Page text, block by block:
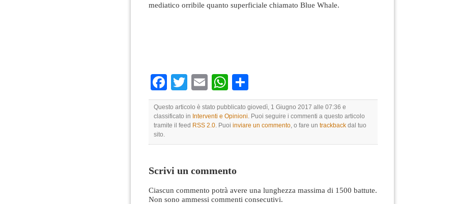
mediatico orribile quanto superficiale chiamato Blue Whale.
Facebook
Twitter
EmailWhatsApp
Questo articolo è stato pubblicato giovedì, 1 Giugno 2017 alle 07:36 e
classificato in Interventi e Opinioni . Puoi seguire i commenti a questo articolo
tramite il feed RSS 2.0 . Puoi inviare un commento , o fare un trackback dal tuo
sito.
Scrivi un commento
Ciascun commento potrà avere una lunghezza massima di 1500 battute.
Non sono ammessi commenti consecutivi.